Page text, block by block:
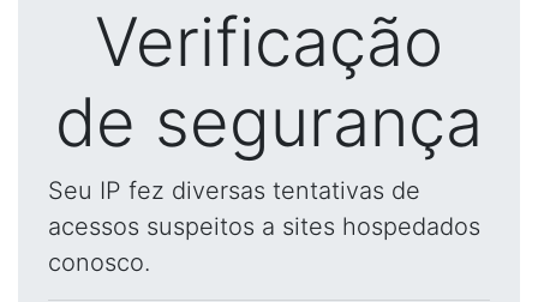
Verificação
de segurança
Seu IP fez diversas tentativas de
acessos suspeitos a sites hospedados
conosco.